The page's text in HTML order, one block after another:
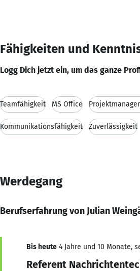
Fähigkeiten und
Logg Dich jetzt ein, um das ganze
Teamfähigkeit MS Office
Kommunikationsfähigkeit Zuverlässigkeit
Werdegang
Berufserfahrung von Julian
Bis heute 4 Jahre und 10 Monate,
Referent